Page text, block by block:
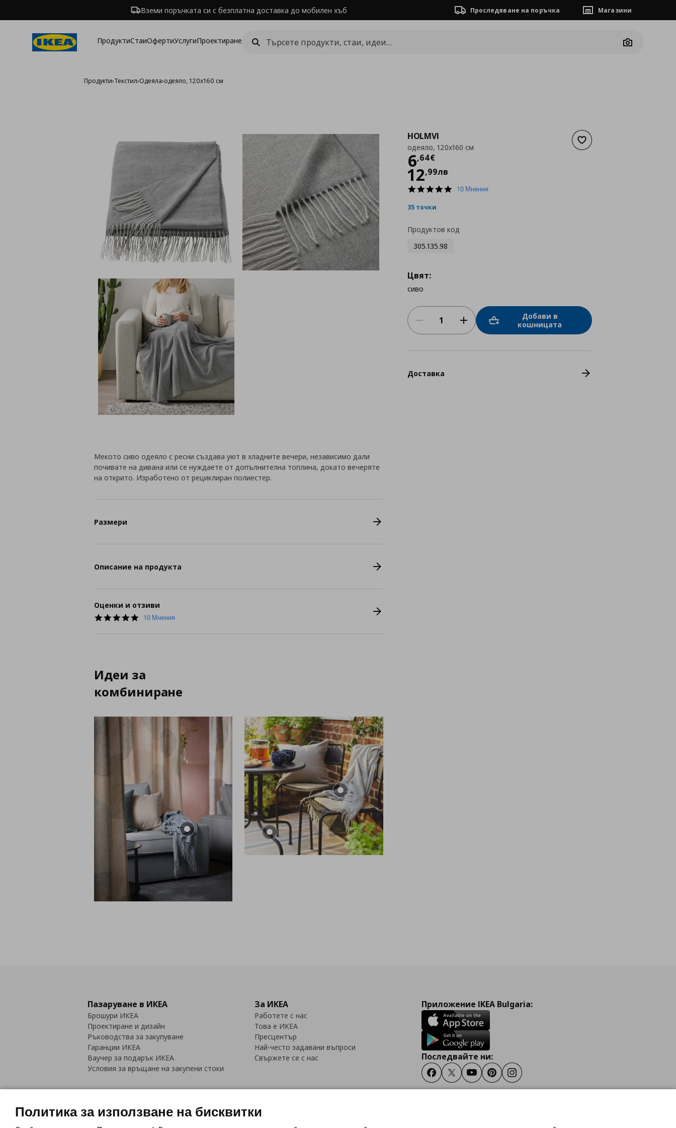
Вземи поръчката си с безплатна доставка до мобилен хъб Проследяване на поръчка Магазини
ПродуктиСтаиОфертиУслугиПроектиране
Camera
Продукти›Текстил›Одеяла›одеяло, 120x160 см
Добави към списъка с
HOLMVI
одеяло, 120x160 см
6,64€
Цена
12,99лв
4.910 Мнения
35 точки
Продуктов код
305.135.98
Цвят:
сиво
Добави в
кошницата
Доставка
Мекото сиво одеяло с ресни създава уют в хладните вечери, независимо дали
почивате на дивана или се нуждаете от допълнителна топлина, докато вечеряте
на открито. Изработено от рециклиран полиестер.
Размери
Описание на продукта
Оценки и отзиви
4.9
10 Мнения
Идеи за
комбиниране
Пазаруване в ИКЕА
Брошури ИКЕА
Проектиране и дизайн
Ръководства за закупуване
Гаранции ИКЕА
Ваучер за подарък ИКЕА
Условия за връщане на закупени стоки
За ИКЕА
Работете с нас
Това е ИКЕА
Пресцентър
Най-често задавани въпроси
Свържете се с нас
Приложение IKEA Bulgaria:
Последвайте ни:
FacebookTwitterYoutubePinterestInstagram
Политика за използване на бисквитки